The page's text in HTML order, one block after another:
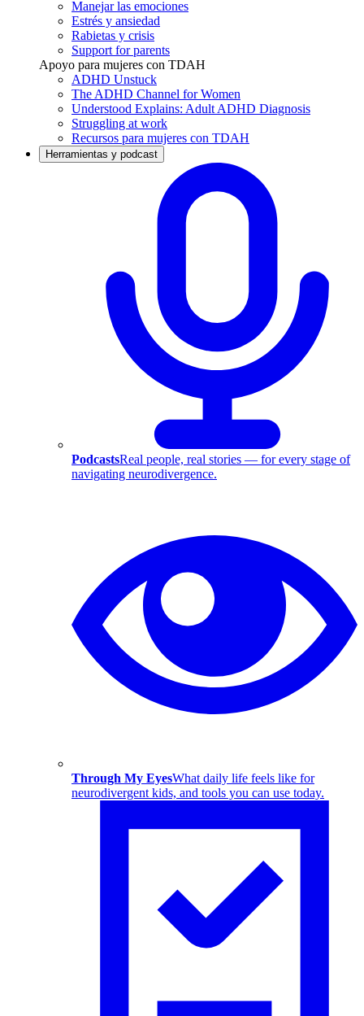
Manejar las emociones
Estrés y ansiedad
Rabietas y crisis
Support for parents
Apoyo para mujeres con TDAH
ADHD Unstuck
The ADHD Channel for Women
Understood Explains: Adult ADHD Diagnosis
Struggling at work
Recursos para mujeres con TDAH
Herramientas y podcast
PodcastsReal people, real stories — for every stage of
navigating neurodivergence.
Through My EyesWhat daily life feels like for
neurodivergent kids, and tools you can use today.